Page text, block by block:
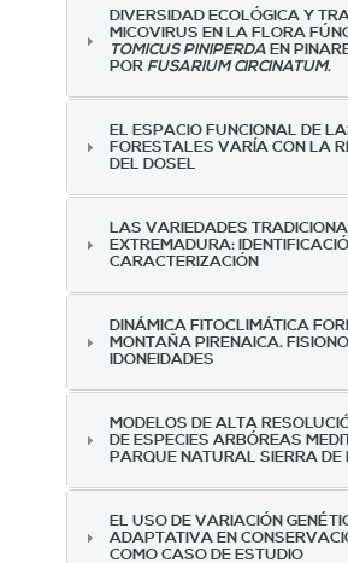
DIVERSIDAD ECOLÓGICA Y
MICOVIRUS EN LA FLORA
TOMICUS PINIPERDAEN
PORFUSARIUM CIRCINATUM.
EL ESPACIO FUNCIONAL DE
FORESTALES VARÍA CON LA
DEL DOSEL
LAS VARIEDADES
EXTREMADURA:
CARACTERIZACIÓN
DINÁMICA FITOCLIMÁTICA
MONTAÑA PIRENAICA.
IDONEIDADES
MODELOS DE ALTA
DE ESPECIES ARBÓREAS
PARQUE NATURAL SIERRA
EL USO DE VARIACIÓN
ADAPTATIVA EN
COMO CASO DE ESTUDIO